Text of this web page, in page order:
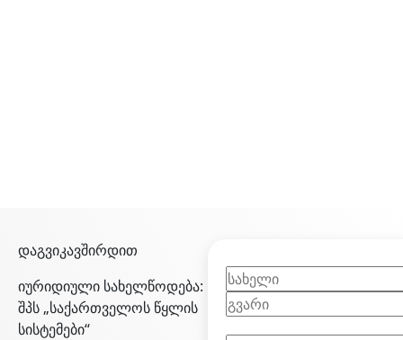
დაგვიკავშირდით
იურიდიული სახელწოდება:
შპს „საქართველოს წყლის
სისტემები“